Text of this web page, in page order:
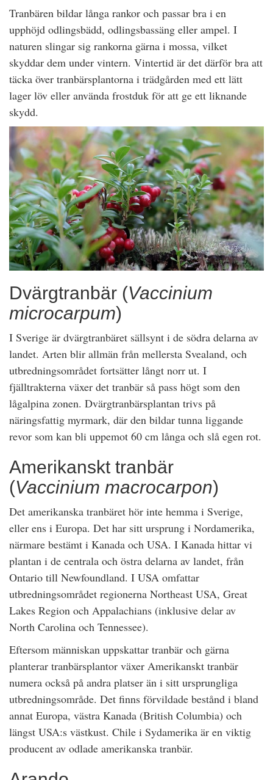
Tranbären bildar långa rankor och passar bra i en
upphöjd odlingsbädd, odlingsbassäng eller ampel. I
naturen slingar sig rankorna gärna i mossa, vilket
skyddar dem under vintern. Vintertid är det därför bra att
täcka över tranbärsplantorna i trädgården med ett lätt
lager löv eller använda frostduk för att ge ett liknande
skydd.
Dvärgtranbär (Vaccinium
microcarpum)
I Sverige är dvärgtranbäret sällsynt i de södra delarna av
landet. Arten blir allmän från mellersta Svealand, och
utbredningsområdet fortsätter långt norr ut. I
fjälltrakterna växer det tranbär så pass högt som den
lågalpina zonen. Dvärgtranbärsplantan trivs på
näringsfattig myrmark, där den bildar tunna liggande
revor som kan bli uppemot 60 cm långa och slå egen rot.
Amerikanskt tranbär
(Vaccinium macrocarpon)
Det amerikanska tranbäret hör inte hemma i Sverige,
eller ens i Europa. Det har sitt ursprung i Nordamerika,
närmare bestämt i Kanada och USA. I Kanada hittar vi
plantan i de centrala och östra delarna av landet, från
Ontario till Newfoundland. I USA omfattar
utbredningsområdet regionerna Northeast USA, Great
Lakes Region och Appalachians (inklusive delar av
North Carolina och Tennessee).
Eftersom människan uppskattar tranbär och gärna
planterar tranbärsplantor växer Amerikanskt tranbär
numera också på andra platser än i sitt ursprungliga
utbredningsområde. Det finns förvildade bestånd i bland
annat Europa, västra Kanada (British Columbia) och
längst USA:s västkust. Chile i Sydamerika är en viktig
producent av odlade amerikanska tranbär.